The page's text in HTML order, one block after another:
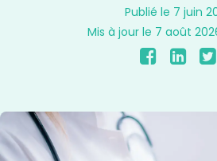
Publié le 7 juin
Mis à jour le 7 août